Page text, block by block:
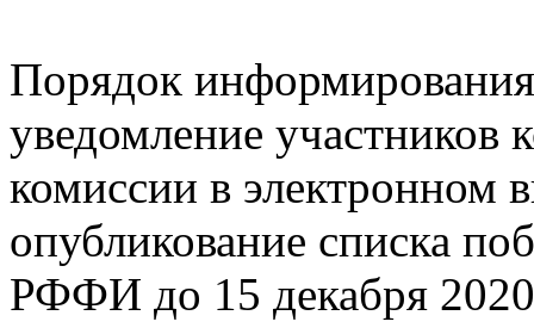
Порядок
уведомление участников
комиссии в
опубликование списка
РФФИ до 15 декабря